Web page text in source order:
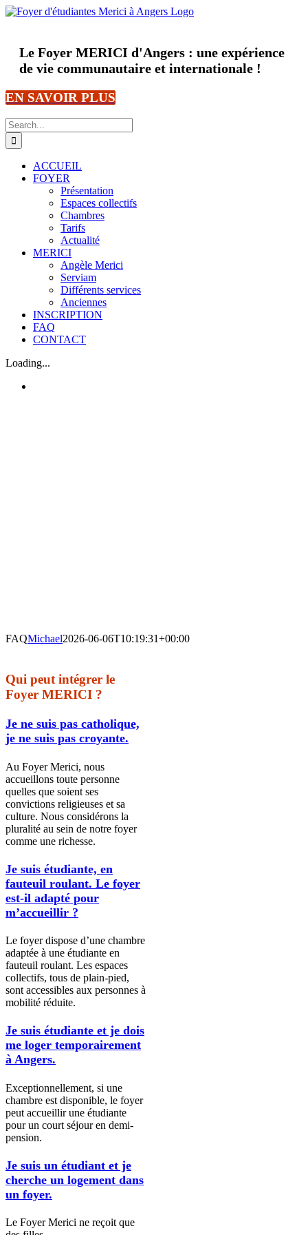
Skip
Le Foyer MERICI d'Angers : une expérience
de vie communautaire et internationale !
EN SAVOIR PLUS
Search
for:
ACCUEIL
FOYER
Présentation
Espaces collectifs
Chambres
Tarifs
Actualité
MERICI
Angèle Merici
Serviam
Différents services
Anciennes
INSCRIPTION
FAQ
CONTACT
Loading...
FAQMichael2026-06-06T10:19:31+00:00
Qui peut intégrer le
Foyer MERICI ?
Je ne suis pas catholique,
je ne suis pas croyante.
Au Foyer Merici, nous
accueillons toute personne
quelles que soient ses
convictions religieuses et sa
culture. Nous considérons la
pluralité au sein de notre foyer
comme une richesse.
Je suis étudiante, en
fauteuil roulant. Le foyer
est-il adapté pour
m’accueillir ?
Le foyer dispose d’une chambre
adaptée à une étudiante en
fauteuil roulant. Les espaces
collectifs, tous de plain-pied,
sont accessibles aux personnes à
mobilité réduite.
Je suis étudiante et je dois
me loger temporairement
à Angers.
Exceptionnellement, si une
chambre est disponible, le foyer
peut accueillir une étudiante
pour un court séjour en demi-
pension.
Je suis un étudiant et je
cherche un logement dans
un foyer.
Le Foyer Merici ne reçoit que